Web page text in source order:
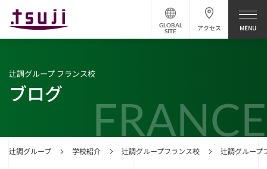
アクセス
GLOBAL
SITE
FRANCE
辻調グループ 学校紹介 辻調グループフランス校 辻調グループ
辻調グループ フランス校
ブログ